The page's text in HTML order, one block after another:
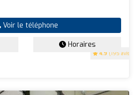
4.9 (195 avis)
Voir le téléphone
Horaires